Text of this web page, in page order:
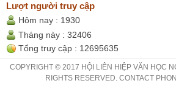
Lượt người truy cập
Hôm nay : 1930
Tháng này : 32406
Tổng truy cập : 12695635
COPYRIGHT © 2017 HỘI LIÊN HIỆP VĂN HỌC
RIGHTS RESERVED. CONTACT